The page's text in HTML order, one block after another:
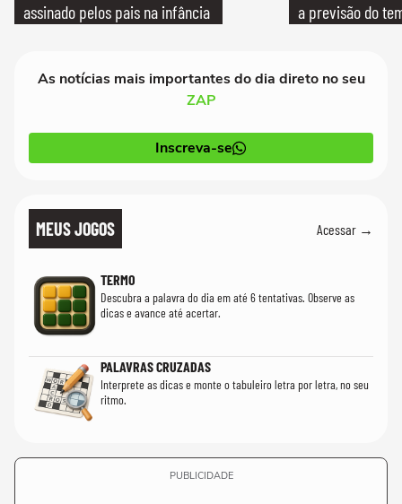
assinado pelos pais na infância
a previsão do
As notícias mais importantes do dia direto no seu
ZAP
Inscreva-se
MEUS JOGOS Acessar →
TERMO
Descubra a palavra do dia em até 6 tentativas. Observe as
dicas e avance até acertar.
PALAVRAS CRUZADAS
Interprete as dicas e monte o tabuleiro letra por letra, no seu
ritmo.
PUBLICIDADE